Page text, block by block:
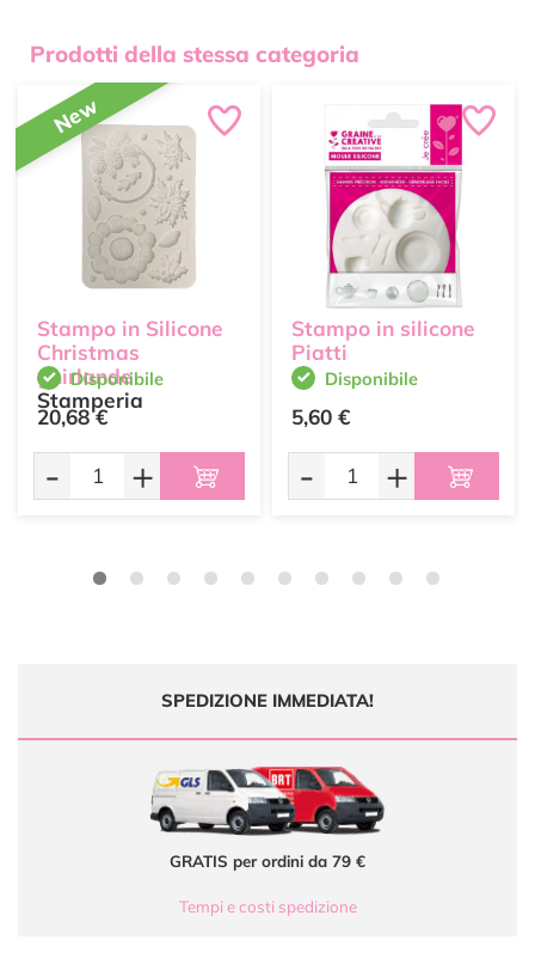
Prodotti della stessa categoria
New
Stampo in Silicone
Christmas
ghirlande
Stamperia
Disponibile
20,68 €
- +
Stampo in silicone
Piatti
Disponibile
5,60 €
- +
SPEDIZIONE IMMEDIATA!
GRATIS per ordini da 79 €
Tempi e costi spedizione